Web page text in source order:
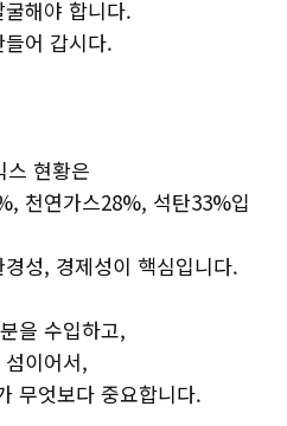
해야 합니다.
어 갑시다.
스 현황은
천연가스28%, 석탄33%입
성, 경제성이 핵심입니다.
을 수입하고,
이어서,
무엇보다 중요합니다.